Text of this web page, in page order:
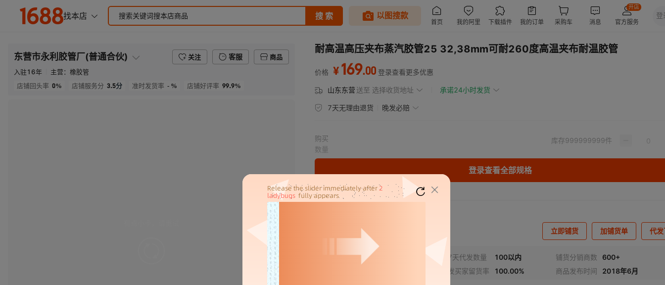
东营市永利胶管厂(普通合伙) 关注 客服
商品
入驻16年 主营： 橡胶管
店铺回头率 0% 店铺服务分 3.5分 准时发货率 - % 店铺好评率 99.9%
耐高温高压夹布蒸汽胶管25 32,38mm可耐260度高温夹布耐温胶管
价格 ¥169.00 登录查看更多优惠
山东东营 送至 选择收货地址 承诺24小时发货
7天无理由退货 晚发必赔
购买
数量
库存999999999件
登录查看全部规格
官方仓退货 立即铺货 加铺货单 代
近30天代发数量 近7天代发数量 100以内 铺货分销商数
600+
代发买家留货率 100.00% 商品发布时间 2018年6月